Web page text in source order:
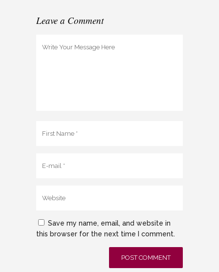
Leave a Comment
Save my name, email, and website in
this browser for the next time I comment.